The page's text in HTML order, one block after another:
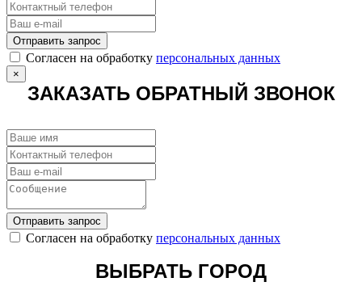
Отправить запрос
Cогласен на обработку персональных данных
×
ЗАКАЗАТЬ ОБРАТНЫЙ ЗВОНОК
Отправить запрос
Cогласен на обработку персональных данных
ВЫБРАТЬ ГОРОД